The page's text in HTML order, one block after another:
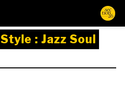
Style : Jazz Soul